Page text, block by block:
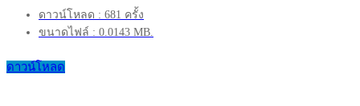
ดาวน์โหลด : 681 ครั้ง
ขนาดไฟล์ : 0.0143 MB.
ดาวน์โหลด